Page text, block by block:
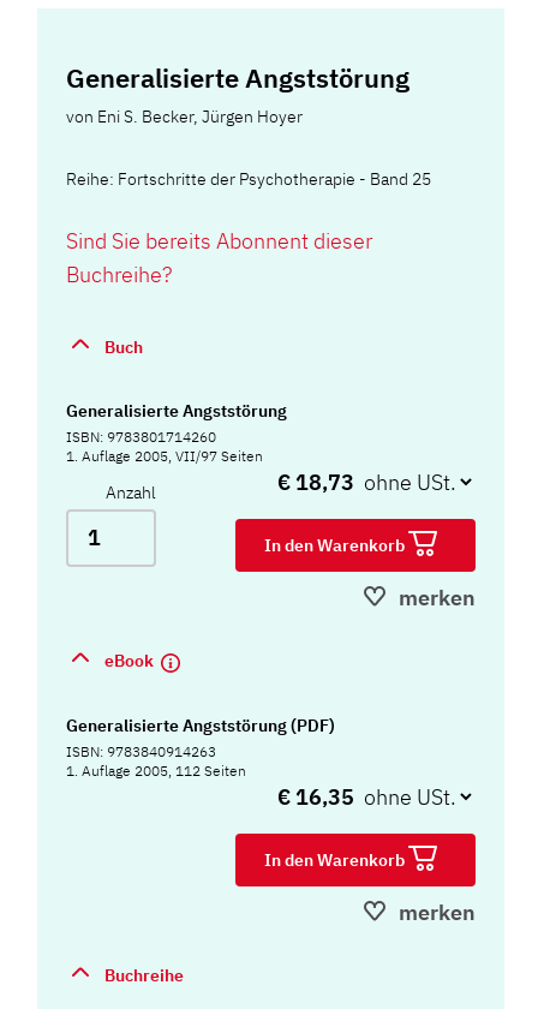
Generalisierte Angststörung
von Eni S. Becker,Jürgen Hoyer
Reihe: Fortschritte der Psychotherapie - Band 25
Sind Sie bereits Abonnent dieser
Buchreihe?
Buch
Generalisierte Angststörung
ISBN: 9783801714260
1. Auflage 2005, VII/97 Seiten
Anzahl € 18,73
In den Warenkorb
merken
eBook
Generalisierte Angststörung (PDF)
ISBN: 9783840914263
1. Auflage 2005, 112 Seiten
€ 16,35
In den Warenkorb
merken
Buchreihe